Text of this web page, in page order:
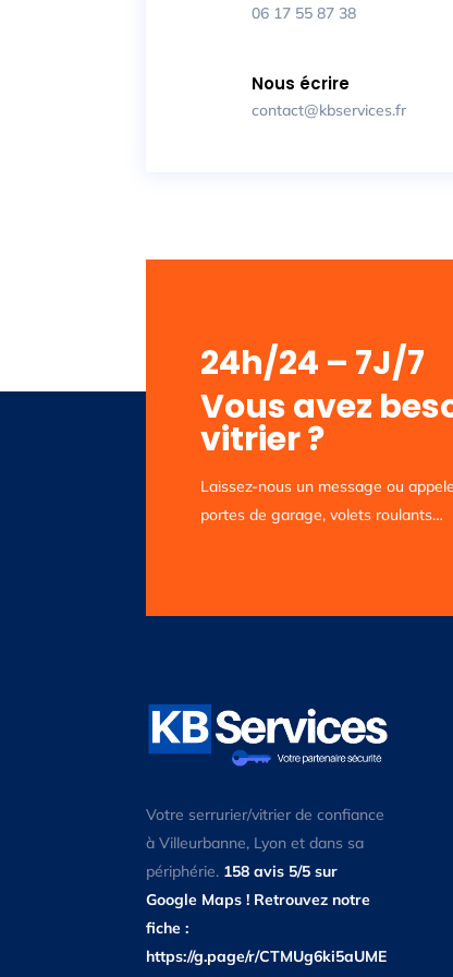
06 17 55 87 38
Nous écrire
contact@kbservices.fr
24h/24 – 7J/7
Vous avez
vitrier ?
Laissez-nous un message ou
portes de garage, volets roulants…
Votre serrurier/vitrier de confiance
à Villeurbanne, Lyon et dans sa
périphérie. 158 avis 5/5 sur
Google Maps ! Retrouvez notre
fiche :
https://g.page/r/CTMUg6ki5aUME